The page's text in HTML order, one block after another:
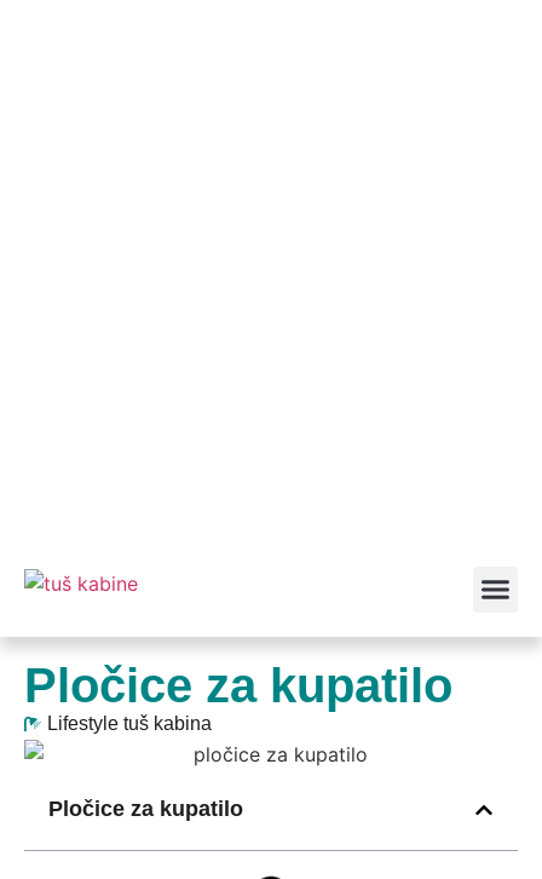
Pločice za kupatilo
Lifestyle tuš kabina
Pločice za kupatilo